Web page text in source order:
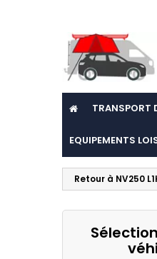
TRANSPORT
EQUIPEMENTS
Retour à NV250